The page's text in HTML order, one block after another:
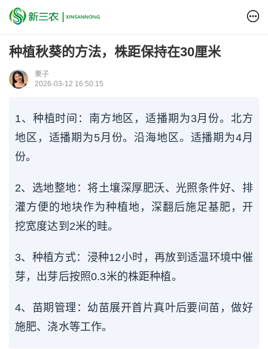
种植秋葵的方法，株距保持在30厘米
栗子
2026-03-12 16:50:15
1、种植时间：南方地区，适播期为3月份。北方
地区，适播期为5月份。沿海地区。适播期为4月
份。
2、选地整地：将土壤深厚肥沃、光照条件好、排
灌方便的地块作为种植地，深翻后施足基肥，开
挖宽度达到2米的畦。
3、种植方式：浸种12小时，再放到适温环境中催
芽，出芽后按照0.3米的株距种植。
4、苗期管理：幼苗展开首片真叶后要间苗，做好
施肥、浇水等工作。